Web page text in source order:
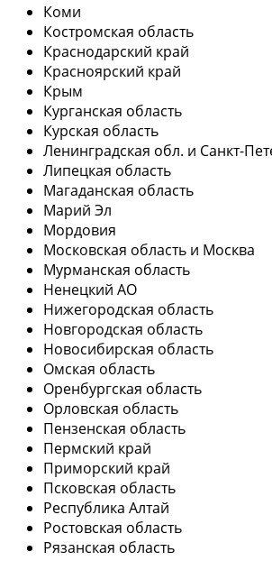
Коми
Костромская область
Краснодарский край
Красноярский край
Крым
Курганская область
Курская область
Ленинградская обл. и Санкт-
Липецкая область
Магаданская область
Марий Эл
Мордовия
Московская область и Москва
Мурманская область
Ненецкий АО
Нижегородская область
Новгородская область
Новосибирская область
Омская область
Оренбургская область
Орловская область
Пензенская область
Пермский край
Приморский край
Псковская область
Республика Алтай
Ростовская область
Рязанская область